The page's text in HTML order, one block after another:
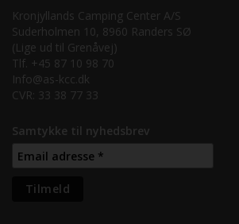
Kronjyllands Camping Center A/S
Suderholmen 10, 8960 Randers SØ
(Lige ud til Grenåvej)
Tlf. +45 87 10 98 70
Info@as-kcc.dk
CVR: 33 38 77 33
Samtykke til nyhedsbrev